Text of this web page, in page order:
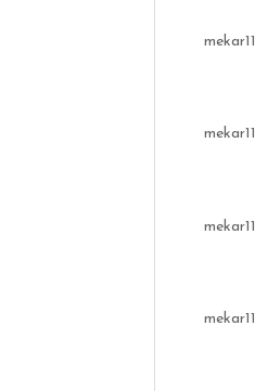
mekar11
mekar11
mekar11
mekar11